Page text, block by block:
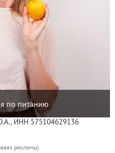
по питанию
ИНН 575104629136
рекламы)